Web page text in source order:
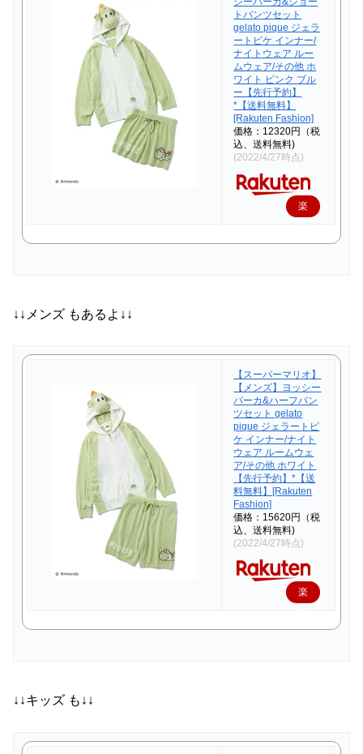
トパンツセット
gelato pique ジェラ
ートピケ インナー/
ナイトウェア ルー
ムウェア/その他 ホ
ワイト ピンク ブル
ー【先行予約】
*【送料無料】
[Rakuten Fashion]
価格：12320円（税
込、送料無料)
(2022/4/27時点)
楽
↓↓メンズ もあるよ↓↓
【スーパーマリオ】
【メンズ】ヨッシー
パーカ&ハーフパン
ツセット gelato
pique ジェラートピ
ケ インナー/ナイト
ウェア ルームウェ
ア/その他 ホワイト
【先行予約】*【送
料無料】[Rakuten
Fashion]
価格：15620円（税
込、送料無料)
(2022/4/27時点)
楽
↓↓キッズ も↓↓